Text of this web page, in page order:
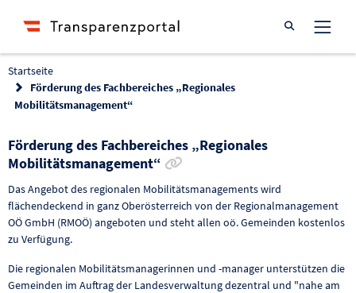
Suche öffnen
Startseite
Förderung des Fachbereiches „Regionales
Mobilitätsmanagement“
Förderung des Fachbereiches „Regionales
Mobilitätsmanagement“
Das Angebot des regionalen Mobilitätsmanagements wird
flächendeckend in ganz Oberösterreich von der Regionalmanagement
OÖ GmbH (RMOÖ) angeboten und steht allen oö. Gemeinden kostenlos
zu Verfügung.
Die regionalen Mobilitätsmanagerinnen und -manager unterstützen die
Gemeinden im Auftrag der Landesverwaltung dezentral und "nahe am